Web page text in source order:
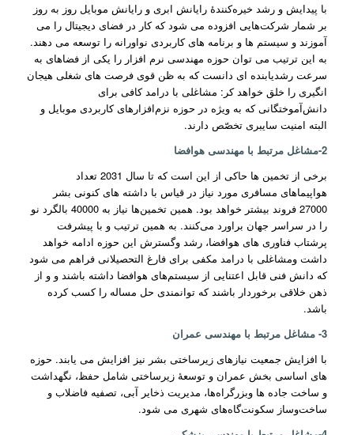
با پیدایش و رشد خیره‌کنندۀ رایانش ابری و رایانش موبایل روز به روز
بر شمار شرکت‌هایی افزوده می شود که کار در فضای دیجیتال را می
آموزند و سیستم ها و برنامه های کاربردی نواورانه را توسعه می دهند.
به این ترتیب می توان حوزه مهندسی نرم افزار را یکی از فضاهای به
سرعت رشدیابنده ای دانست که به ظن قوی فرصت های شغلی هیجان
انگیری را خلق خواهد کر: مشاغلی با درامد کافی برای
دانش‌آموختگانی که به ویژه در حوزه نزم‌افزارهای کاربردی موبایل و
البته امنیت سایبری تخصّص دارند.
2-مشاغل مرتبط با مهندسی هوافضا
برخی از تخمین ها حاکی از این است که تا سال 2031 تعداد
هواپیماهای مسافری مورد نیاز در قیاس با داشته های کنونی بشر
27000 فروند بیشتر خواهد بود. همین تخمین‌ها نیاز به 40000 بالگرد نو
را در سراسر جهان براورد می‌کنند. به همین ترتیب و با پیشرفت
پرشتاب فناوری های هوافضا، رشد وگسترش این حوزه ادامه خواهد
داشت ومشاغلی با درامد مکفی برای فارغ التحصیلانی فراهم می شود
که دانش فنی قابل اعتنایی از سیستم‌های هوافضا داشته باشند و و از
ذهن خلاقی برخوردار باشند که توانمندی حل مساله را کسب کرده
باشد.
3- مشاغل مرتبط با مهندسی عمران
با افزایش جمعیت نیازهای زیرساختی بشر نیز افزایش می یابند. حوزه
های اساسی بخش عمران و توسعۀ زیرساختی شامل حفظ، نگهداشت
و ساخت جاده ها وبزرگراه‌ها، مدیریت ذخایر آبی، تصفیه فاضلاب و
ساخت‌و‌ساز سکونت‌گاه‌های شهری می شود.